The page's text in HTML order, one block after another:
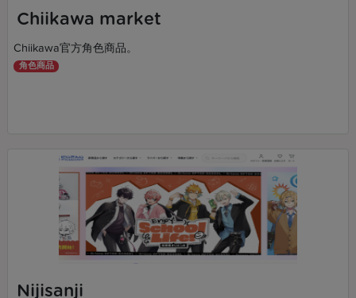
Chiikawa market
Chiikawa官方角色商品。
角色商品
Nijisanji